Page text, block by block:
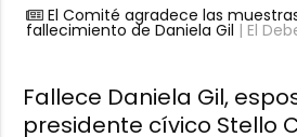
El Comité agradece las
fallecimiento de Daniela Gil | El
Fallece Daniela Gil,
presidente cívico Stello